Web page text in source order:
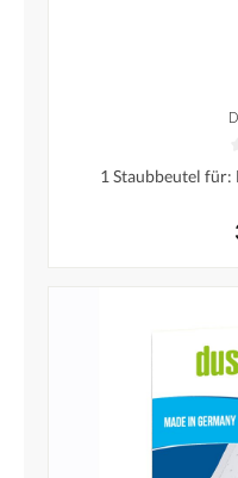
1 Staubbeutel für: